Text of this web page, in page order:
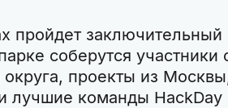
пройдет заключительный
соберутся участники
проекты из
лучшие команды HackDay